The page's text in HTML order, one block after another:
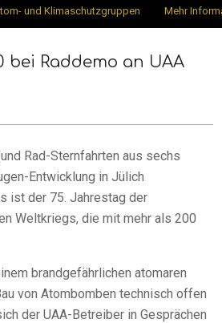
und Klimaschutzgruppen Mehr
Raddemo an UAA
Rad-Sternfahrten aus sechs
Entwicklung in Jülich
ist der 75. Jahrestag der
Weltkriegs, die mit mehr als 200
brandgefährlichen atomaren
von Atombomben technisch offen
der UAA-Betreiber in Gesprächen